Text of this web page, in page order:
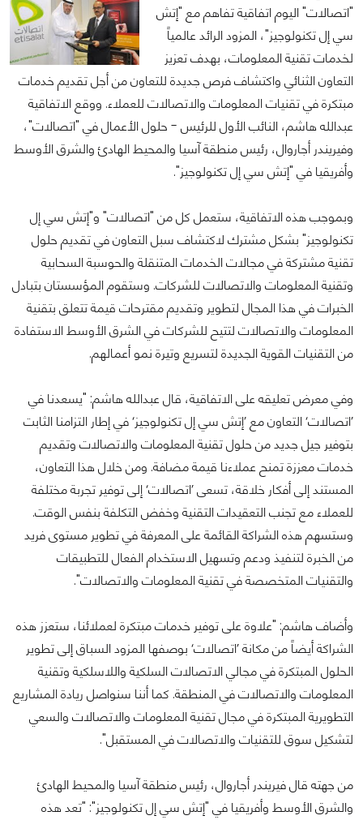
"اتصالات" اليوم اتفاقية تفاهم مع "إتش
سي إل تكنولوجيز"، المزود الرائد عالمياً
لخدمات تقنية المعلومات، بهدف تعزيز
التعاون الثنائي واكتشاف فرص جديدة للتعاون من أجل تقديم خدمات
مبتكرة في تقنيات المعلومات والاتصالات للعملاء. ووقع الاتفاقية
عبدالله هاشم، النائب الأول للرئيس - حلول الأعمال في "اتصالات"،
وفيريندر أجاروال، رئيس منطقة آسيا والمحيط الهادئ والشرق الأوسط
وأفريقيا في "إتش سي إل تكنولوجيز".
وبموجب هذه الاتفاقية، ستعمل كل من "اتصالات" و"إتش سي إل
تكنولوجيز" بشكل مشترك لاكتشاف سبل التعاون في تقديم حلول
تقنية مشتركة في مجالات الخدمات المتنقلة والحوسبة السحابية
وتقنية المعلومات والاتصالات للشركات. وستقوم المؤسستان بتبادل
الخبرات في هذا المجال لتطوير وتقديم مقترحات قيمة تتعلق بتقنية
المعلومات والاتصالات لتتيح للشركات في الشرق الأوسط الاستفادة
من التقنيات القوية الجديدة لتسريع وتيرة نمو أعمالهم.
وفي معرض تعليقه على الاتفاقية، قال عبدالله هاشم: "يسعدنا في
’اتصالات‘ التعاون مع ’إتش سي إل تكنولوجيز‘ في إطار التزامنا الثابت
بتوفير جيل جديد من حلول تقنية المعلومات والاتصالات وتقديم
خدمات معززة تمنح عملاءنا قيمة مضافة. ومن خلال هذا التعاون،
المستند إلى أفكار خلاقة، تسعى ’اتصالات‘ إلى توفير تجربة مختلفة
للعملاء مع تجنب التعقيدات التقنية وخفض التكلفة بنفس الوقت.
وستسهم هذه الشراكة القائمة على المعرفة في تطوير مستوى فريد
من الخبرة لتنفيذ ودعم وتسهيل الاستخدام الفعال للتطبيقات
والتقنيات المتخصصة في تقنية المعلومات والاتصالات".
وأضاف هاشم: "علاوة على توفير خدمات مبتكرة لعملائنا، ستعزز هذه
الشراكة أيضاً من مكانة ’اتصالات‘ بوصفها المزود السباق إلى تطوير
الحلول المبتكرة في مجالي الاتصالات السلكية واللاسلكية وتقنية
المعلومات والاتصالات في المنطقة. كما أننا سنواصل ريادة المشاريع
التطويرية المبتكرة في مجال تقنية المعلومات والاتصالات والسعي
لتشكيل سوق للتقنيات والاتصالات في المستقبل".
من جهته قال فيريندر أجاروال، رئيس منطقة آسيا والمحيط الهادئ
والشرق الأوسط وأفريقيا في "إتش سي إل تكنولوجيز": "تعد هذه